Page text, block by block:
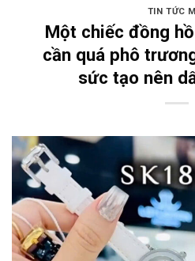
TIN TỨC
Một chiếc đồng
cần quá phô
sức tạo nên